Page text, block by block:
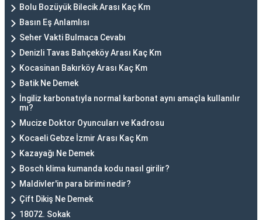
Bolu Bozüyük Bilecik Arası Kaç Km
Basın Eş Anlamlısı
Seher Vakti Bulmaca Cevabı
Denizli Tavas Bahçeköy Arası Kaç Km
Kocasinan Bakırköy Arası Kaç Km
Batik Ne Demek
İngiliz karbonatıyla normal karbonat aynı amaçla kullanılır
mı?
Mucize Doktor Oyuncuları ve Kadrosu
Kocaeli Gebze İzmir Arası Kaç Km
Kazayağı Ne Demek
Bosch klima kumanda kodu nasıl girilir?
Maldivler'in para birimi nedir?
Çift Dikiş Ne Demek
18072. Sokak